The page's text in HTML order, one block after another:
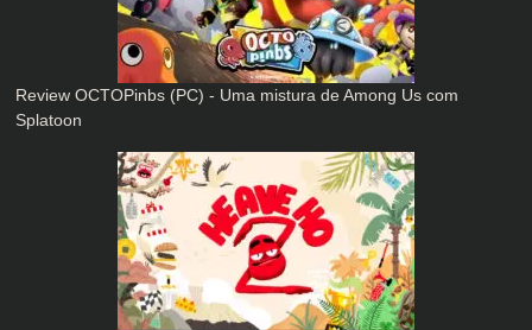
Review OCTOPinbs (PC) - Uma mistura de Among Us com
Splatoon